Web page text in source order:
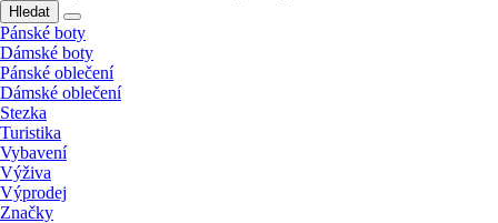
Hledat
Pánské boty
Dámské boty
Pánské oblečení
Dámské oblečení
Stezka
Turistika
Vybavení
Výživa
Výprodej
Značky